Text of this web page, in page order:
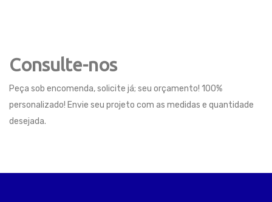
Consulte-nos
Peça sob encomenda, solicite já; seu orçamento! 100%
personalizado! Envie seu projeto com as medidas e quantidade
desejada.